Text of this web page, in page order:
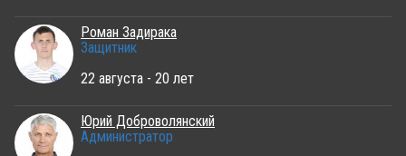
Роман Задирака
Защитник
22 августа - 20 лет
Юрий Доброволянский
Администратор